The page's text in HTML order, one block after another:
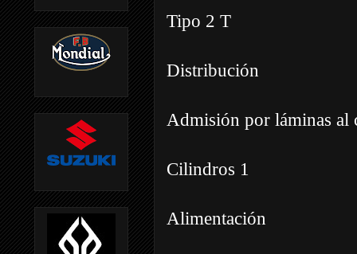
Tipo 2 T
Distribución
Admisión por láminas al
Cilindros 1
Alimentación